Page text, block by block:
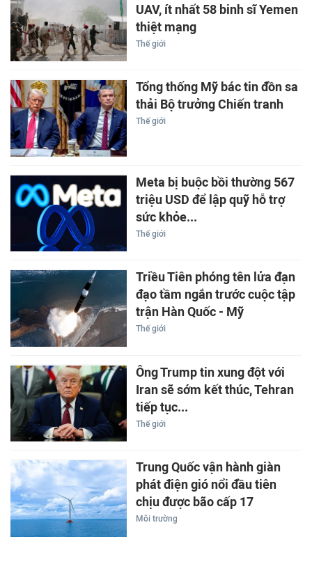
UAV, ít nhất 58 binh sĩ Yemen
thiệt mạng
Thế giới
Tổng thống Mỹ bác tin đồn sa
thải Bộ trưởng Chiến tranh
Thế giới
Meta bị buộc bồi thường 567
triệu USD để lập quỹ hỗ trợ
sức khỏe...
Thế giới
Triều Tiên phóng tên lửa đạn
đạo tầm ngắn trước cuộc tập
trận Hàn Quốc - Mỹ
Thế giới
Ông Trump tin xung đột với
Iran sẽ sớm kết thúc, Tehran
tiếp tục...
Thế giới
Trung Quốc vận hành giàn
phát điện gió nổi đầu tiên
chịu được bão cấp 17
Môi trường